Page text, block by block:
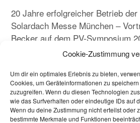
Cookie-Zustimmung
Um dir ein optimales Erlebnis zu bieten,
Cookies, um Geräteinformationen zu
zuzugreifen. Wenn du diesen Technologien
wie das Surfverhalten oder eindeutige IDs auf
Wenn du deine Zustimmung nicht erteilst oder
bestimmte Merkmale und Funktionen
20 Jahre erfolgreicher Betrieb
Solardach Messe München –
Becker auf dem PV-Symposium
20_Jahre_Solardach Herunterladen
Beitragsnavigation
Zurück